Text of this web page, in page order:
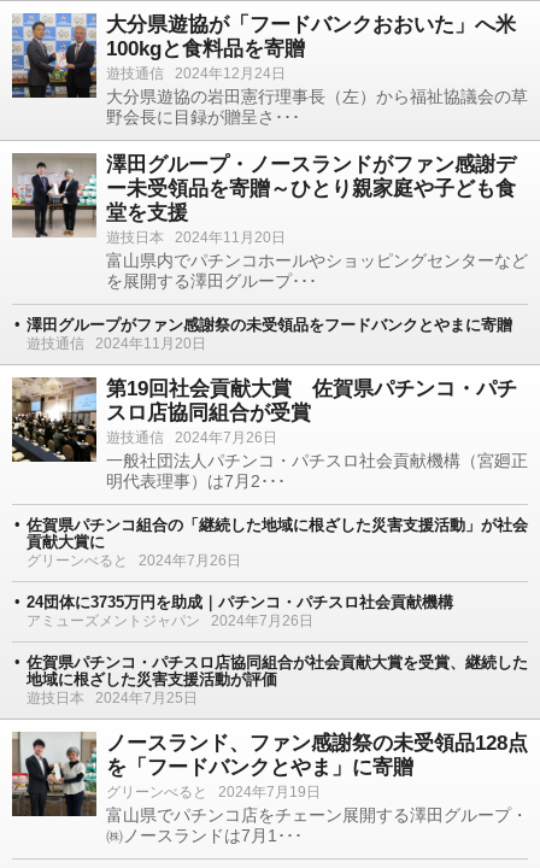
大分県遊協が「フードバンクおおいた」へ米
100kgと食料品を寄贈
遊技通信 2024年12月24日
大分県遊協の岩田憲行理事長（左）から福祉協議会の草
野会長に目録が贈呈さ･･･
澤田グループ・ノースランドがファン感謝デ
ー未受領品を寄贈～ひとり親家庭や子ども食
堂を支援
遊技日本 2024年11月20日
富山県内でパチンコホールやショッピングセンターなど
を展開する澤田グループ･･･
澤田グループがファン感謝祭の未受領品をフードバンクとやまに寄贈
遊技通信 2024年11月20日
第19回社会貢献大賞 佐賀県パチンコ・パチ
スロ店協同組合が受賞
遊技通信 2024年7月26日
一般社団法人パチンコ・パチスロ社会貢献機構（宮廻正
明代表理事）は7月2･･･
佐賀県パチンコ組合の「継続した地域に根ざした災害支援活動」が社会
貢献大賞に
グリーンべると 2024年7月26日
24団体に3735万円を助成｜パチンコ・パチスロ社会貢献機構
アミューズメントジャパン 2024年7月26日
佐賀県パチンコ・パチスロ店協同組合が社会貢献大賞を受賞、継続した
地域に根ざした災害支援活動が評価
遊技日本 2024年7月25日
ノースランド、ファン感謝祭の未受領品128点
を「フードバンクとやま」に寄贈
グリーンべると 2024年7月19日
富山県でパチンコ店をチェーン展開する澤田グループ・
㈱ノースランドは7月1･･･